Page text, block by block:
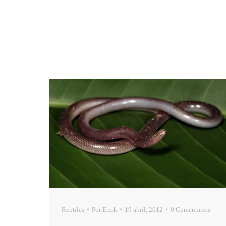
Reptiles Por Erick 19 abril, 2012 0 Comentarios